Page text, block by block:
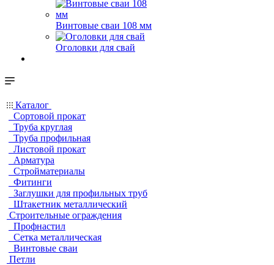
Винтовые сваи 108 мм
Оголовки для свай
Каталог
Сортовой прокат
Труба круглая
Труба профильная
Листовой прокат
Арматура
Стройматериалы
Фитинги
Заглушки для профильных труб
Штакетник металлический
Строительные ограждения
Профнастил
Сетка металлическая
Винтовые сваи
Петли